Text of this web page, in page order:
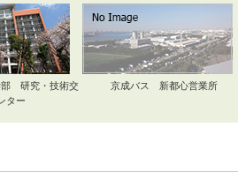
部 研究・技術交
ター
京成バス 新都心営業所